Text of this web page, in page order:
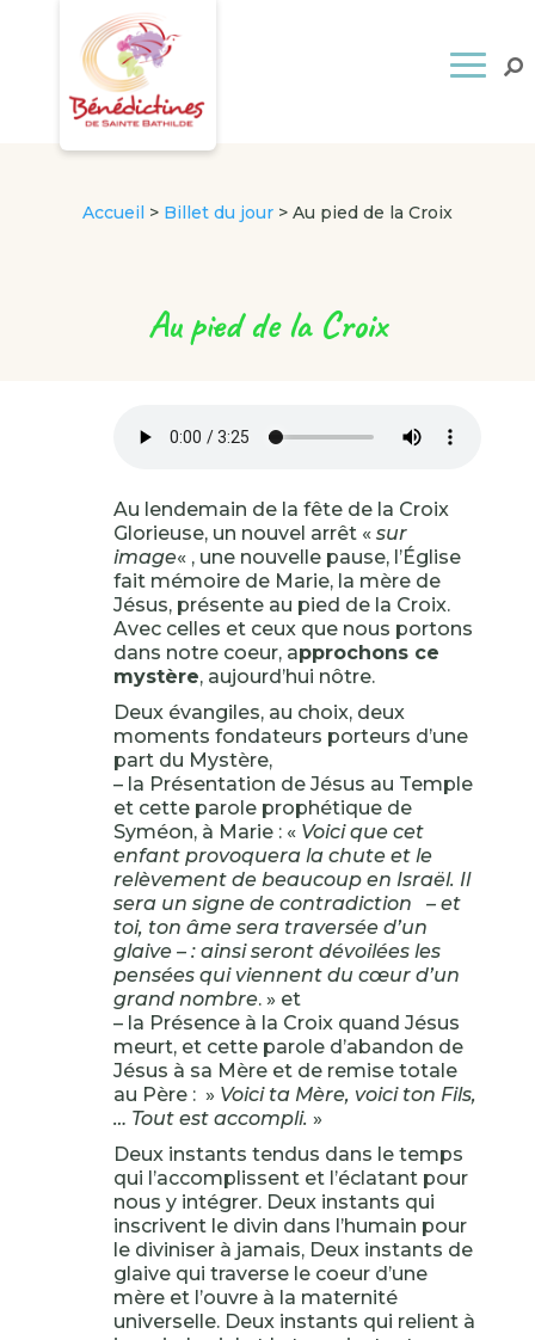
Accueil > Billet du jour> Au pied de la Croix
Au pied de la Croix
Au lendemain de la fête de la Croix
Glorieuse, un nouvel arrêt « sur
image« , une nouvelle pause, l’Église
fait mémoire de Marie, la mère de
Jésus, présente au pied de la Croix.
Avec celles et ceux que nous portons
dans notre coeur, approchons ce
mystère, aujourd’hui nôtre.
Deux évangiles, au choix, deux
moments fondateurs porteurs d’une
part du Mystère,
– la Présentation de Jésus au Temple
et cette parole prophétique de
Syméon, à Marie : « Voici que cet
enfant provoquera la chute et le
relèvement de beaucoup en Israël. Il
sera un signe de contradiction – et
toi, ton âme sera traversée d’un
glaive – : ainsi seront dévoilées les
pensées qui viennent du cœur d’un
grand nombre. » et
– la Présence à la Croix quand Jésus
meurt, et cette parole d’abandon de
Jésus à sa Mère et de remise totale
au Père : » Voici ta Mère, voici ton Fils,
… Tout est accompli. »
Deux instants tendus dans le temps
qui l’accomplissent et l’éclatant pour
nous y intégrer. Deux instants qui
inscrivent le divin dans l’humain pour
le diviniser à jamais, Deux instants de
glaive qui traverse le coeur d’une
mère et l’ouvre à la maternité
universelle. Deux instants qui relient à